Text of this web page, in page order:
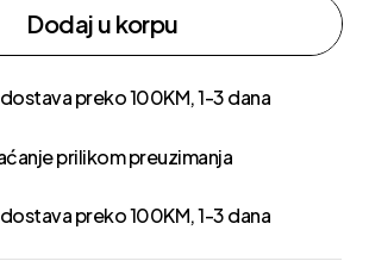
Dodaj u korpu
preko 100KM, 1-3 dana
prilikom preuzimanja
preko 100KM, 1-3 dana